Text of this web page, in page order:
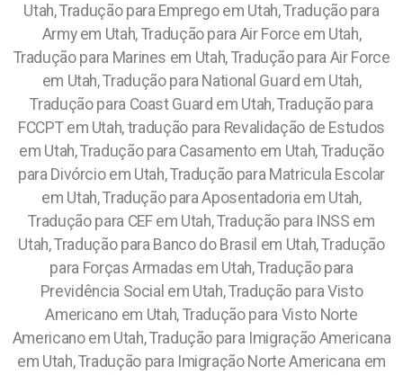
Utah, Tradução para Emprego em Utah, Tradução para
Army em Utah, Tradução para Air Force em Utah,
Tradução para Marines em Utah, Tradução para Air Force
em Utah, Tradução para National Guard em Utah,
Tradução para Coast Guard em Utah, Tradução para
FCCPT em Utah, tradução para Revalidação de Estudos
em Utah, Tradução para Casamento em Utah, Tradução
para Divórcio em Utah, Tradução para Matricula Escolar
em Utah, Tradução para Aposentadoria em Utah,
Tradução para CEF em Utah, Tradução para INSS em
Utah, Tradução para Banco do Brasil em Utah, Tradução
para Forças Armadas em Utah, Tradução para
Previdência Social em Utah, Tradução para Visto
Americano em Utah, Tradução para Visto Norte
Americano em Utah, Tradução para Imigração Americana
em Utah, Tradução para Imigração Norte Americana em